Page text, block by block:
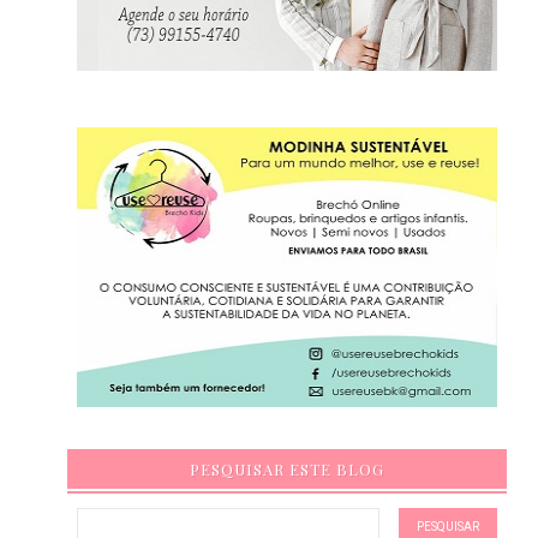
PESQUISAR ESTE BLOG